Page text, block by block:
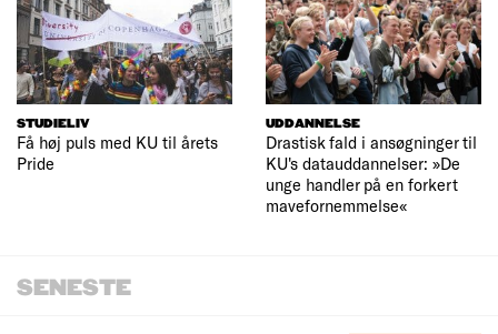
STUDIELIV
Få høj puls med KU til årets
Pride
UDDANNELSE
Drastisk fald i ansøgninger til
KU's datauddannelser: »De
unge handler på en forkert
mavefornemmelse«
SENESTE